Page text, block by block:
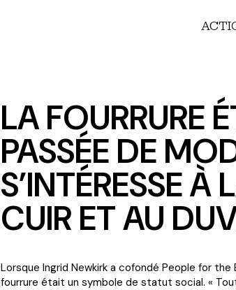
LA FOURRURE
PASSÉE DE
S’INTÉRESSE À
CUIR ET AU
Lorsque Ingrid Newkirk a cofondé People for
fourrure était un symbole de statut social. «